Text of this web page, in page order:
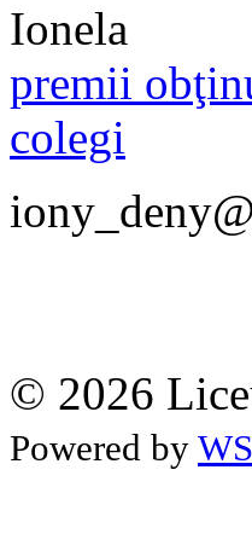
premii
colegi
© 2026
Powered by